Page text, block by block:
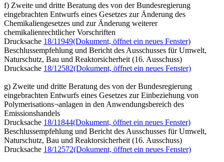
f) Zweite und dritte Beratung des von der Bundesregierung
eingebrachten Entwurfs eines Gesetzes zur Änderung des
Chemikaliengesetzes und zur Änderung weiterer
chemikalienrechtlicher Vorschriften
Drucksache 18/11949(Dokument, öffnet ein neues Fenster)
Beschlussempfehlung und Bericht des Ausschusses für Umwelt,
Naturschutz, Bau und Reaktorsicherheit (16. Ausschuss)
Drucksache 18/12582(Dokument, öffnet ein neues Fenster)
g) Zweite und dritte Beratung des von der Bundesregierung
eingebrachten Entwurfs eines Gesetzes zur Einbeziehung von
Polymerisations¬anlagen in den Anwendungsbereich des
Emissionshandels
Drucksache 18/11844(Dokument, öffnet ein neues Fenster)
Beschlussempfehlung und Bericht des Ausschusses für Umwelt,
Naturschutz, Bau und Reaktorsicherheit (16. Ausschuss)
Drucksache 18/12572(Dokument, öffnet ein neues Fenster)